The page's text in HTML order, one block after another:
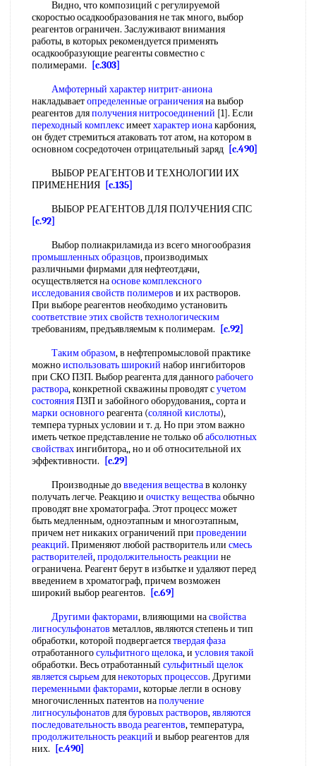
Видно, что композиций с регулируемой
скоростью осадкообразования не так много, выбор
реагентов ограничен. Заслуживают внимания
работы, в которых рекомендуется применять
осадкообразующие реагенты совместно с
полимерами.
[c.303]
Амфотерный характернитрит-аниона
накладываетопределенные ограниченияна выбор
реагентов дляполучения нитросоединений [1]. Если
переходный комплексимеетхарактер ионакарбония,
он будет стремиться атаковать тот атом, на котором в
основном сосредоточен отрицательный заряд [c.490]
ВЫБОР РЕАГЕНТОВ И ТЕХНОЛОГИИ ИХ
ПРИМЕНЕНИЯ [c.135]
ВЫБОР РЕАГЕНТОВ ДЛЯ ПОЛУЧЕНИЯ СПС
[c.92]
Выбор полиакриламида из всего многообразия
промышленных образцов, производимых
различными фирмами для нефтеотдачи,
осуществляется наоснове комплексного
исследованиясвойств полимеров и их растворов.
При выборе реагентов необходимо установить
соответствие этихсвойств технологическим
требованиям, предъявляемым к полимерам.
[c.92]
Таким образом, в нефтепромысловой практике
можноиспользовать широкий набор ингибиторов
при СКО ПЗП. Выбор реагента для данногорабочего
раствора, конкретной скважины проводят сучетом
состоянияПЗП и забойного оборудования,, сорта и
марки основногореагента (соляной кислоты),
темпера турных условии и т. д. Но при этом важно
иметь четкое представление не только обабсолютных
свойствахингибитора,, но и об относительной их
эффективности.
[c.29]
Производные довведения веществав колонку
получать легче. Реакцию и очистку веществаобычно
проводят вне хроматографа. Этот процесс может
быть медленным, одноэтапным и многоэтапным,
причем нет никаких ограничений при проведении
реакций. Применяют любой растворитель или смесь
растворителей,продолжительность реакции не
ограничена. Реагент берут в избытке и удаляют перед
введением в хроматограф, причем возможен
широкий выбор реагентов.
[c.69]
Другими факторами, влияющими насвойства
лигносульфонатов металлов, являются степень и тип
обработки, которой подвергаетсятвердая фаза
отработанногосульфитного щелока, и условия такой
обработки. Весь отработанный сульфитный щелок
является сырьемдлянекоторых процессов. Другими
переменными факторами, которые легли в основу
многочисленных патентов наполучение
лигносульфонатов длябуровых растворов,являются
последовательностьввода реагентов, температура,
продолжительность реакций и выбор реагентов для
них.
[c.490]